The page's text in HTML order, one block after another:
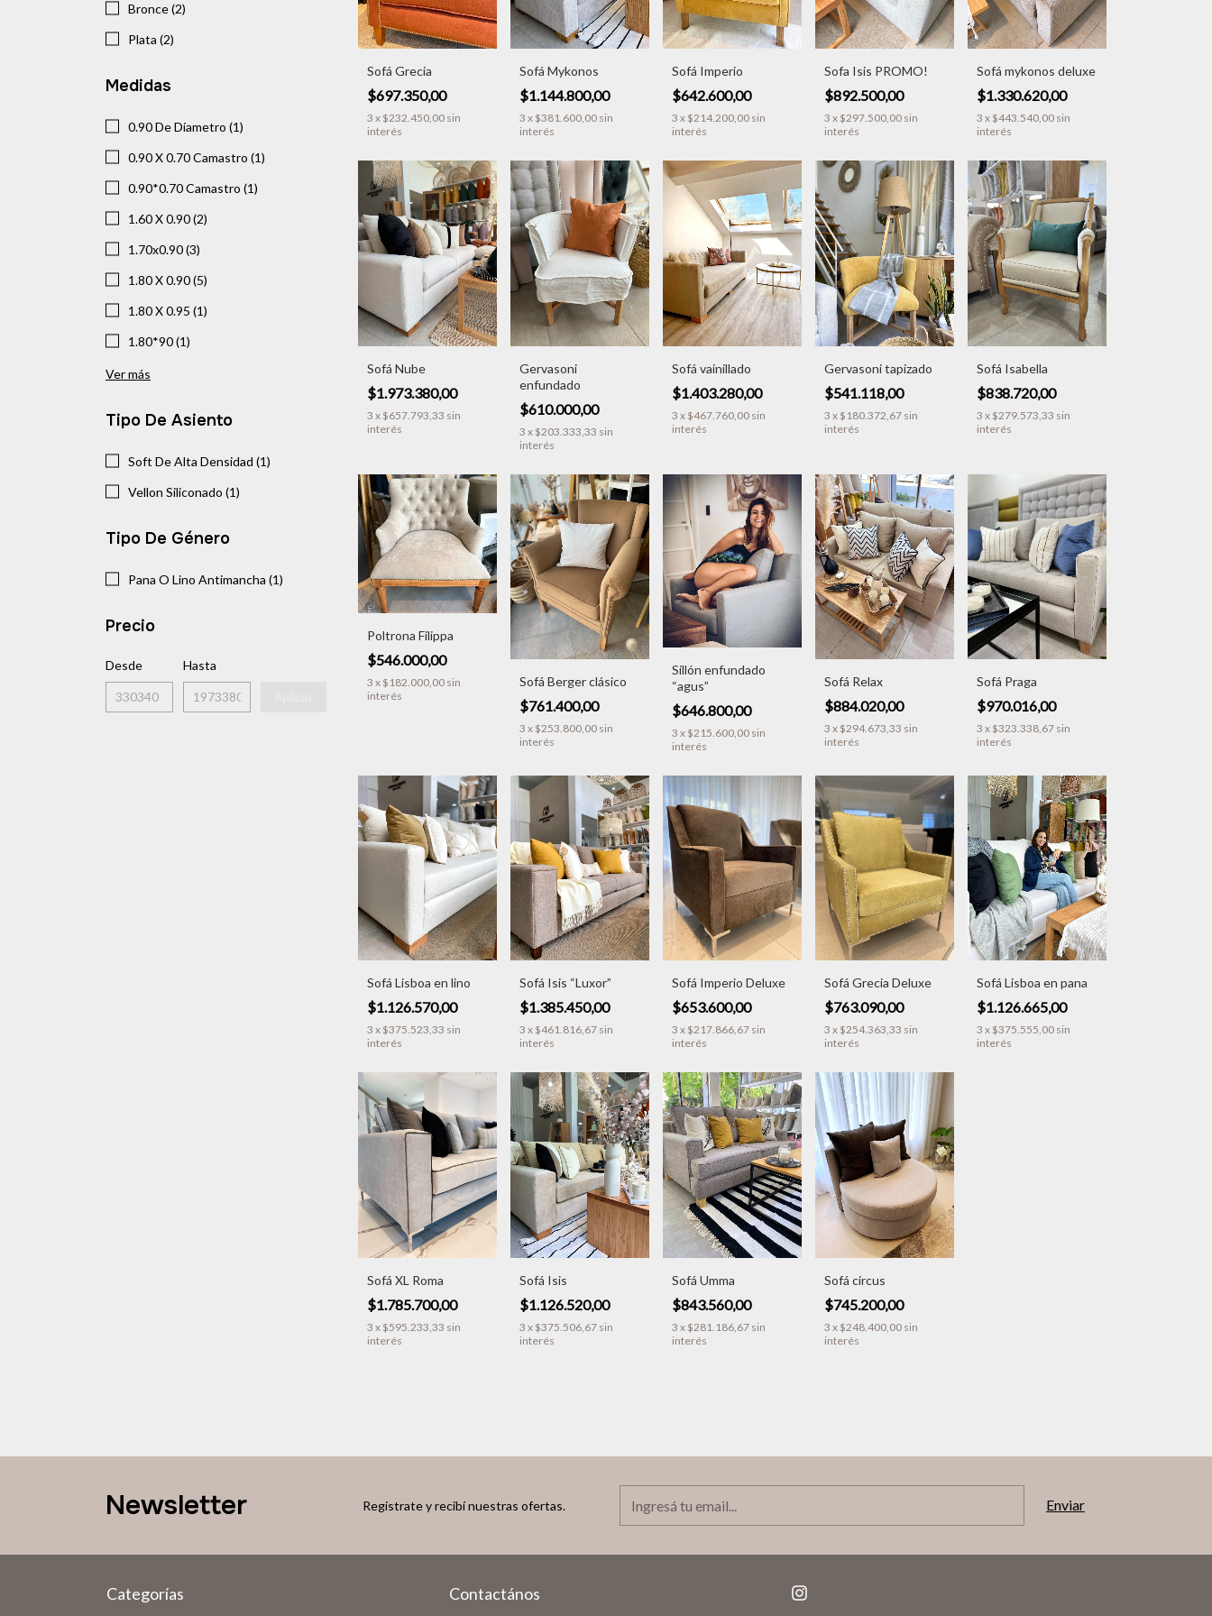
Bronce (2)
Plata (2)
Medidas
0.90 De Díametro (1)
0.90 X 0.70 Camastro (1)
0.90*0.70 Camastro (1)
1.60 X 0.90 (2)
1.70x0.90 (3)
1.80 X 0.90 (5)
1.80 X 0.95 (1)
1.80*90 (1)
Ver más
Tipo De Asiento
Soft De Alta Densidad (1)
Vellon Siliconado (1)
Tipo De Género
Pana O Lino Antimancha (1)
Precio
Desde Hasta
Sofá Grecia
$697.350,00
3 x $232.450,00 sin
interés
Sofá Mykonos
$1.144.800,00
3 x $381.600,00 sin
interés
Sofá Imperio
$642.600,00
3 x $214.200,00 sin
interés
Sofa Isis PROMO!
$892.500,00
3 x $297.500,00 sin
interés
Sofá mykonos deluxe
$1.330.620,00
3 x $443.540,00 sin
interés
Sofá Nube
$1.973.380,00
3 x $657.793,33 sin
interés
Gervasoni
enfundado
$610.000,00
3 x $203.333,33 sin
interés
Sofá vainillado
$1.403.280,00
3 x $467.760,00 sin
interés
Gervasoni tapizado
$541.118,00
3 x $180.372,67 sin
interés
Sofá Isabella
$838.720,00
3 x $279.573,33 sin
interés
Poltrona Filippa
$546.000,00
3 x $182.000,00 sin
interés
Sofá Berger clásico
$761.400,00
3 x $253.800,00 sin
interés
Sillón enfundado
“agus”
$646.800,00
3 x $215.600,00 sin
interés
Sofá Relax
$884.020,00
3 x $294.673,33 sin
interés
Sofá Praga
$970.016,00
3 x $323.338,67 sin
interés
Sofá Lisboa en lino
$1.126.570,00
3 x $375.523,33 sin
interés
Sofá Isis “Luxor”
$1.385.450,00
3 x $461.816,67 sin
interés
Sofá Imperio Deluxe
$653.600,00
3 x $217.866,67 sin
interés
Sofá Grecia Deluxe
$763.090,00
3 x $254.363,33 sin
interés
Sofá Lisboa en pana
$1.126.665,00
3 x $375.555,00 sin
interés
Sofá XL Roma
$1.785.700,00
3 x $595.233,33 sin
interés
Sofá Isis
$1.126.520,00
3 x $375.506,67 sin
interés
Sofá Umma
$843.560,00
3 x $281.186,67 sin
interés
Sofá circus
$745.200,00
3 x $248.400,00 sin
interés
Newsletter Registrate y recibí nuestras ofertas.
Categorías Contactános